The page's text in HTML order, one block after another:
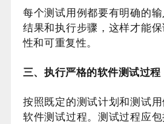
每个测试用例都要有明确的
结果和执行步骤，这样才能
性和可重复性。
三、执行严格的软件测试过程
按照既定的测试计划和测试
软件测试过程。测试过程应